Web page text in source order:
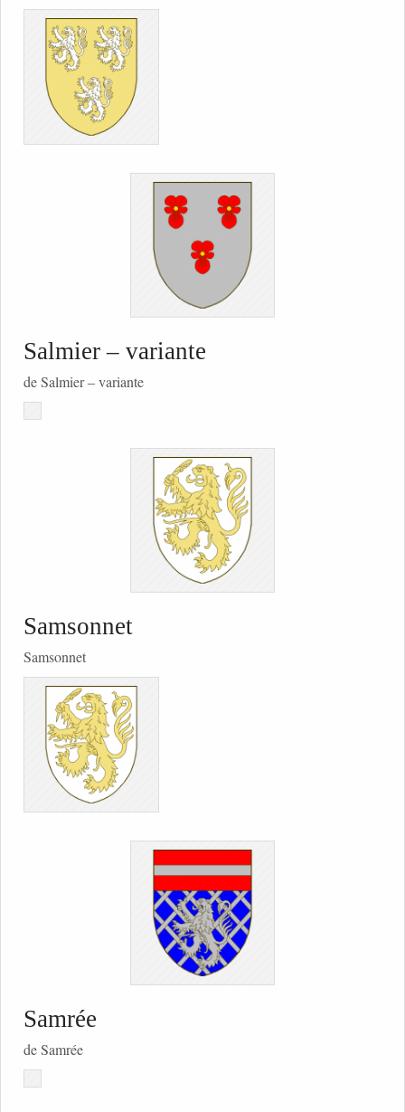
Salmier – variante
de Salmier – variante
Samsonnet
Samsonnet
Samrée
de Samrée